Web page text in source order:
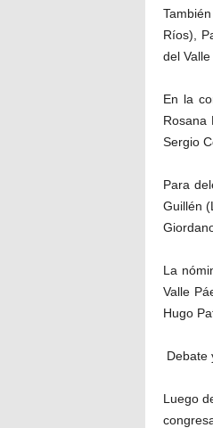
Ríos),
del
En la
Rosana
Sergio
Para
Guillén
La
Valle
Hugo
Debate
Luego